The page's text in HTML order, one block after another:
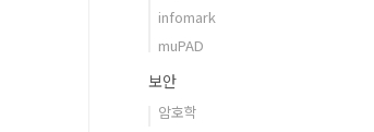
infomark
muPAD
보안
암호학